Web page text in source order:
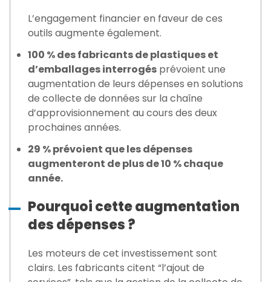
L’engagement financier en faveur de ces
outils augmente également.
100 % des fabricants de plastiques et
d’emballages interrogés prévoient une
augmentation de leurs dépenses en solutions
de collecte de données sur la chaîne
d’approvisionnement au cours des deux
prochaines années.
29 % prévoient que les dépenses
augmenteront de plus de 10 % chaque
année.
Pourquoi cette augmentation
des dépenses ?
Les moteurs de cet investissement sont
clairs. Les fabricants citent “l’ajout de